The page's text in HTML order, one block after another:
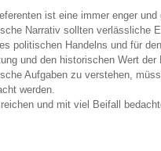
ist eine immer enger
Narrativ sollten verlässliche
politischen Handelns und für
und den historischen Wert
Aufgaben zu verstehen,
werden.
und mit viel Beifall